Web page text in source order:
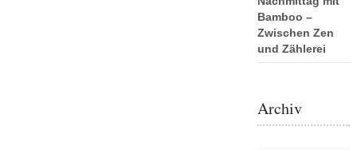
Bamboo –
Zwischen Zen
und Zählerei
Archiv